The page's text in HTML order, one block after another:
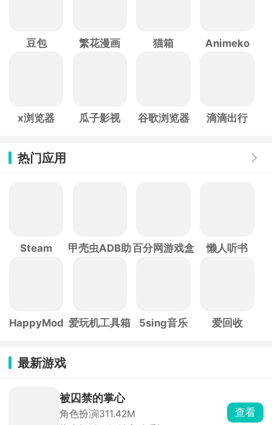
豆包 繁花漫画 猫箱 Animeko
x浏览器 瓜子影视 谷歌浏览器 滴滴出行
热门应用
Steam
甲壳虫ADB助百分网游戏盒
懒人听书
HappyMod 爱玩机工具箱 5sing音乐 爱回收
最新游戏
被囚禁的掌心
角色扮演311.42M
查看